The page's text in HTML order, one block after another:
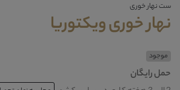
ست نهار خوری
نهار خوری ویکتوریا
موجود
حمل رایگان